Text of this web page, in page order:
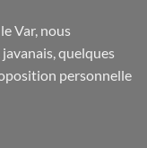
Var, nous
quelques
personnelle